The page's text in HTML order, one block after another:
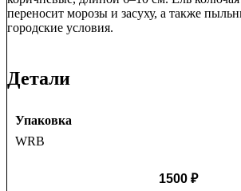
переносит морозы и засуху, а также
городские условия.
Детали
Упаковка
WRB
1500 ₽